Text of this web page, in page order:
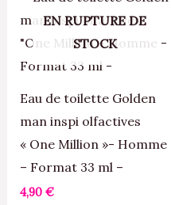
EN RUPTURE DE
STOCK
Eau de toilette Golden
man inspi olfactives
« One Million »- Homme
– Format 33 ml –
4,90 €